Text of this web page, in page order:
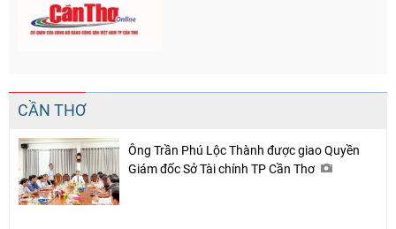
CẦN THƠ
Ông Trần Phú Lộc Thành được giao Quyền
Giám đốc Sở Tài chính TP Cần Thơ